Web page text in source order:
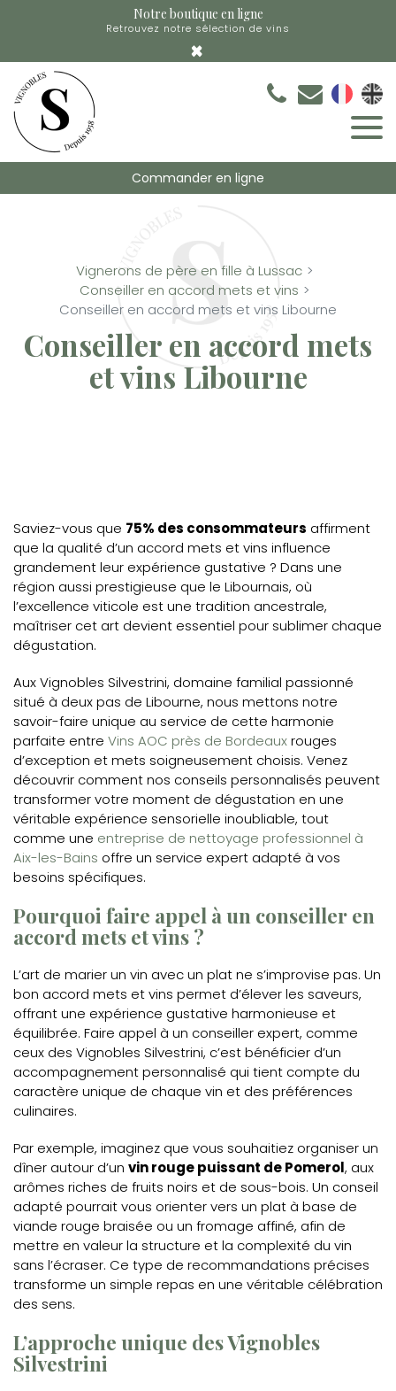
Notre boutique en ligne
Retrouvez notre sélection de vins
×
Commander en ligne
Vignerons de père en fille à Lussac
Conseiller en accord mets et vins
Conseiller en accord mets et vins Libourne
Conseiller en accord mets
et vins Libourne
Saviez-vous que 75% des consommateurs affirment
que la qualité d’un accord mets et vins influence
grandement leur expérience gustative ? Dans une
région aussi prestigieuse que le Libournais, où
l’excellence viticole est une tradition ancestrale,
maîtriser cet art devient essentiel pour sublimer chaque
dégustation.
Aux Vignobles Silvestrini, domaine familial passionné
situé à deux pas de Libourne, nous mettons notre
savoir-faire unique au service de cette harmonie
parfaite entre Vins AOC près de Bordeauxrouges
d’exception et mets soigneusement choisis. Venez
découvrir comment nos conseils personnalisés peuvent
transformer votre moment de dégustation en une
véritable expérience sensorielle inoubliable, tout
comme une entreprise de nettoyage professionnel à
Aix-les-Bains offre un service expert adapté à vos
besoins spécifiques.
Pourquoi faire appel à un conseiller en
accord mets et vins ?
L’art de marier un vin avec un plat ne s’improvise pas. Un
bon accord mets et vins permet d’élever les saveurs,
offrant une expérience gustative harmonieuse et
équilibrée. Faire appel à un conseiller expert, comme
ceux des Vignobles Silvestrini, c’est bénéficier d’un
accompagnement personnalisé qui tient compte du
caractère unique de chaque vin et des préférences
culinaires.
Par exemple, imaginez que vous souhaitiez organiser un
dîner autour d’un vin rouge puissant de Pomerol, aux
arômes riches de fruits noirs et de sous-bois. Un conseil
adapté pourrait vous orienter vers un plat à base de
viande rouge braisée ou un fromage affiné, afin de
mettre en valeur la structure et la complexité du vin
sans l’écraser. Ce type de recommandations précises
transforme un simple repas en une véritable célébration
des sens.
L’approche unique des Vignobles
Silvestrini
Panneau de gestion des cookies